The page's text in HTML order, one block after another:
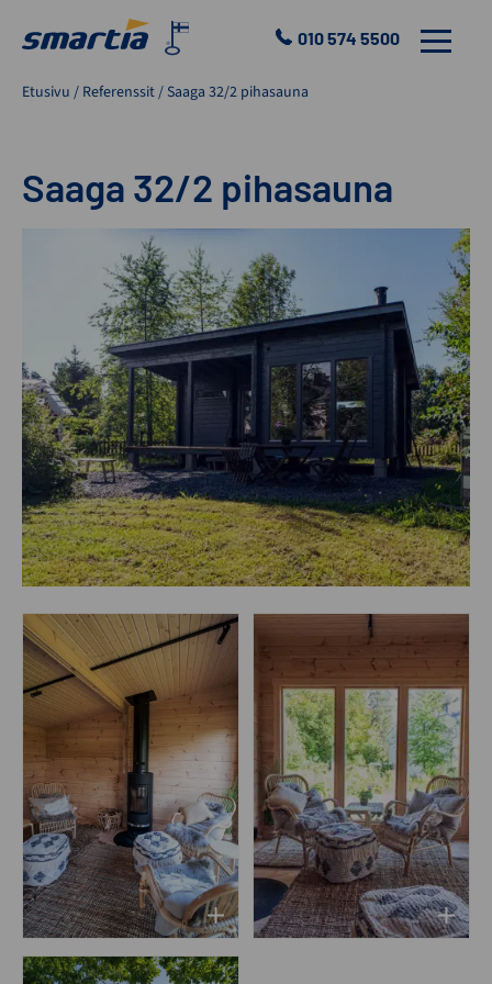
Oy
010 574 5500 VALIKKO
Etusivu / Referenssit/ Saaga 32/2 pihasauna
Saaga 32/2 pihasauna